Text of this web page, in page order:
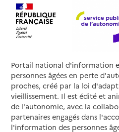
Portail national d'information
personnes âgées en perte
proches, créé par la loi
vieillissement. Il est édité et
de l'autonomie, avec la
partenaires engagés dans
l'information des personnes